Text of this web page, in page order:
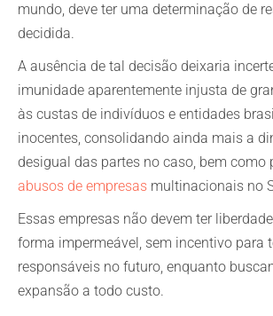
mundo, deve ter uma determinação de
decidida.
A ausência de tal decisão deixaria
imunidade aparentemente injusta de
às custas de indivíduos e entidades
inocentes, consolidando ainda mais a
desigual das partes no caso, bem como
abusos de empresas multinacionais no
Essas empresas não devem ter
forma impermeável, sem incentivo para
responsáveis no futuro, enquanto
expansão a todo custo.